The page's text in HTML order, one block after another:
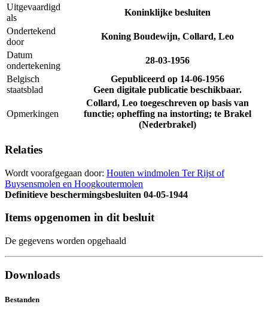
Uitgevaardigd
als
Koninklijke besluiten
Ondertekend
door
Koning Boudewijn, Collard, Leo
Datum
ondertekening
28-03-1956
Belgisch
staatsblad
Gepubliceerd op 14-06-1956
Geen digitale publicatie beschikbaar.
Opmerkingen
Collard, Leo toegeschreven op basis van
functie; opheffing na instorting; te Brakel
(Nederbrakel)
Relaties
Wordt voorafgegaan door: Houten windmolen Ter Rijst of
Buysensmolen en Hoogkoutermolen
Definitieve beschermingsbesluiten 04-05-1944
Items opgenomen in dit besluit
De gegevens worden opgehaald
Downloads
Bestanden